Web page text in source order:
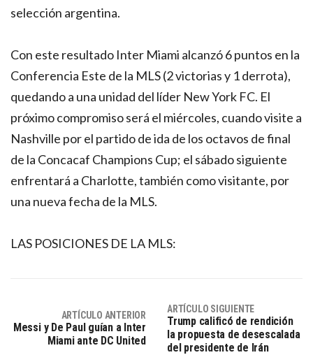
selección argentina.
Con este resultado Inter Miami alcanzó 6 puntos en la
Conferencia Este de la MLS (2 victorias y 1 derrota),
quedando a una unidad del líder New York FC. El
próximo compromiso será el miércoles, cuando visite a
Nashville por el partido de ida de los octavos de final
de la Concacaf Champions Cup; el sábado siguiente
enfrentará a Charlotte, también como visitante, por
una nueva fecha de la MLS.
LAS POSICIONES DE LA MLS:
ARTÍCULO ANTERIOR
Messi y De Paul guían a Inter
Miami ante DC United
ARTÍCULO SIGUIENTE
Trump calificó de rendición
la propuesta de desescalada
del presidente de Irán